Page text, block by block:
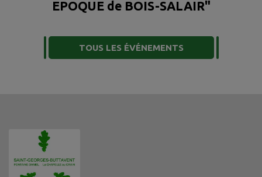
EPOQUE de BOIS-SALAIR"
TOUS LES ÉVÉNEMENTS